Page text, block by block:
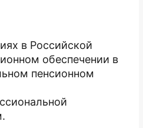
в Российской
обеспечении в
пенсионном